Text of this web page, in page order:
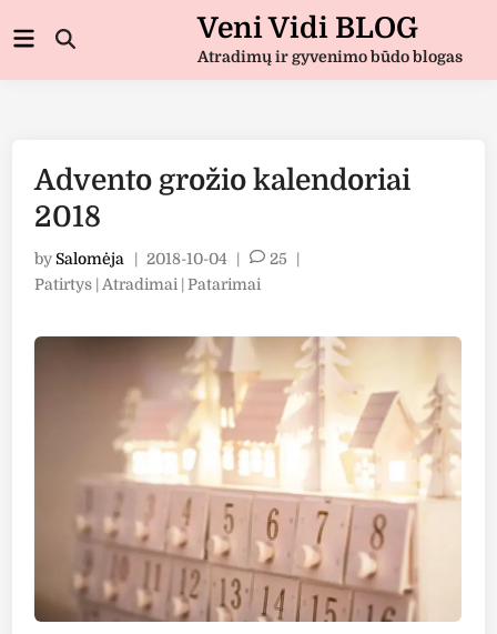
to
Veni Vidi BLOG
Atradimų ir gyvenimo būdo blogas
Open
Main
Advento grožio kalendoriai
2018
bySalomėja 2018-10-04 25
Posted
Patirtys | Atradimai | Patarimai